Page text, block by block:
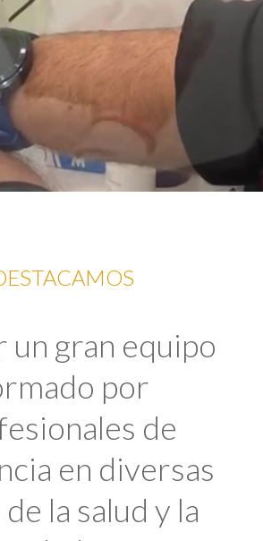
un gran equipo
por
de
en diversas
la salud y la